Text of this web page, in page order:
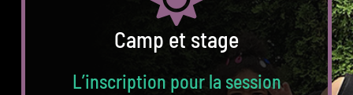
Camp et stage
L’inscription pour la session